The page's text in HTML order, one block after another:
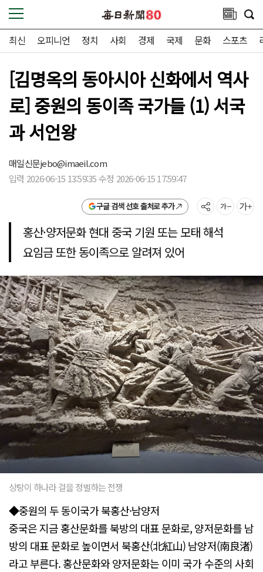
최신 오피니언 정치 사회 경제 국제 문화 스포츠
[김명옥의 동아시아 신화에서 역사
로] 중원의 동이족 국가들 (1) 서국
과 서언왕
매일신문jebo@imaeil.com
입력 2026-06-15 13:59:35 수정 2026-06-15 17:59:47
구글 검색 선호 출처로 추가
홍산·양저문화 현대 중국 기원 또는 모태 해석
요임금 또한 동이족으로 알려져 있어
상탕이 하나라 걸을 정벌하는 전쟁
◆중원의 두 동이국가 북홍산·남양저
중국은 지금 홍산문화를 북방의 대표 문화로, 양저문화를 남
방의 대표 문화로 높이면서 북홍산(北紅山) 남양저(南良渚)
라고 부른다. 홍산문화와 양저문화는 이미 국가 수준의 사회